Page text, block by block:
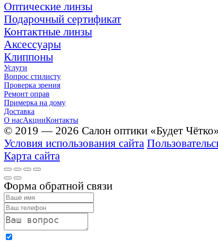
Оптические линзы
Подарочный сертификат
Контактные линзы
Аксессуары
Клиппоны
Услуги
Вопрос стилисту
Проверка зрения
Ремонт оправ
Примерка на дому
Доставка
О насАкцииКонтакты
© 2019 — 2026 Салон оптики «Будет
Условия использования сайта
Карта сайта
Форма обратной связи